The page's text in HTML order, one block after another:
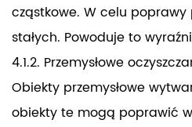
cząstkowe. W celu
stałych. Powoduje to
4.1.2. Przemysłowe
Obiekty przemysłowe
obiekty te mogą poprawić